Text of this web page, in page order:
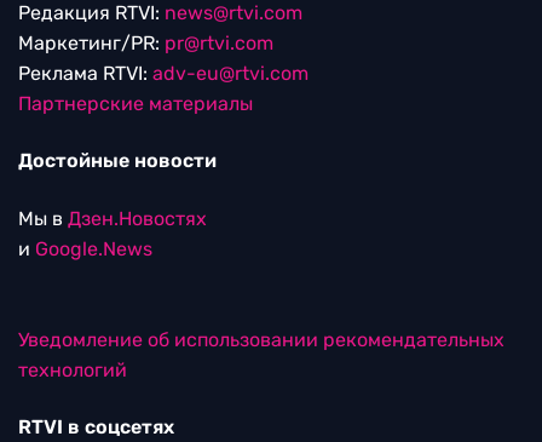
Редакция RTVI: news@rtvi.com
Маркетинг/PR: pr@rtvi.com
Реклама RTVI: adv-eu@rtvi.com
Партнерские материалы
Достойные новости
Мы в Дзен.Новостях
и Google.News
Уведомление об использовании рекомендательных
технологий
RTVI в соцсетях